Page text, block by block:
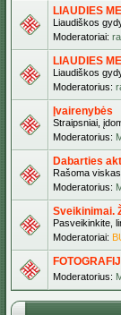
LIAUDIES
Liaudiškos
Moderatoriai:
LIAUDIES
Liaudiškos
Moderatorius:
Įvairenybės
Straipsniai,
Moderatorius:
Dabarties
Rašoma
Moderatorius:
Sveikinimai.
Pasveikinkite,
Moderatoriai:
Moderatorius: